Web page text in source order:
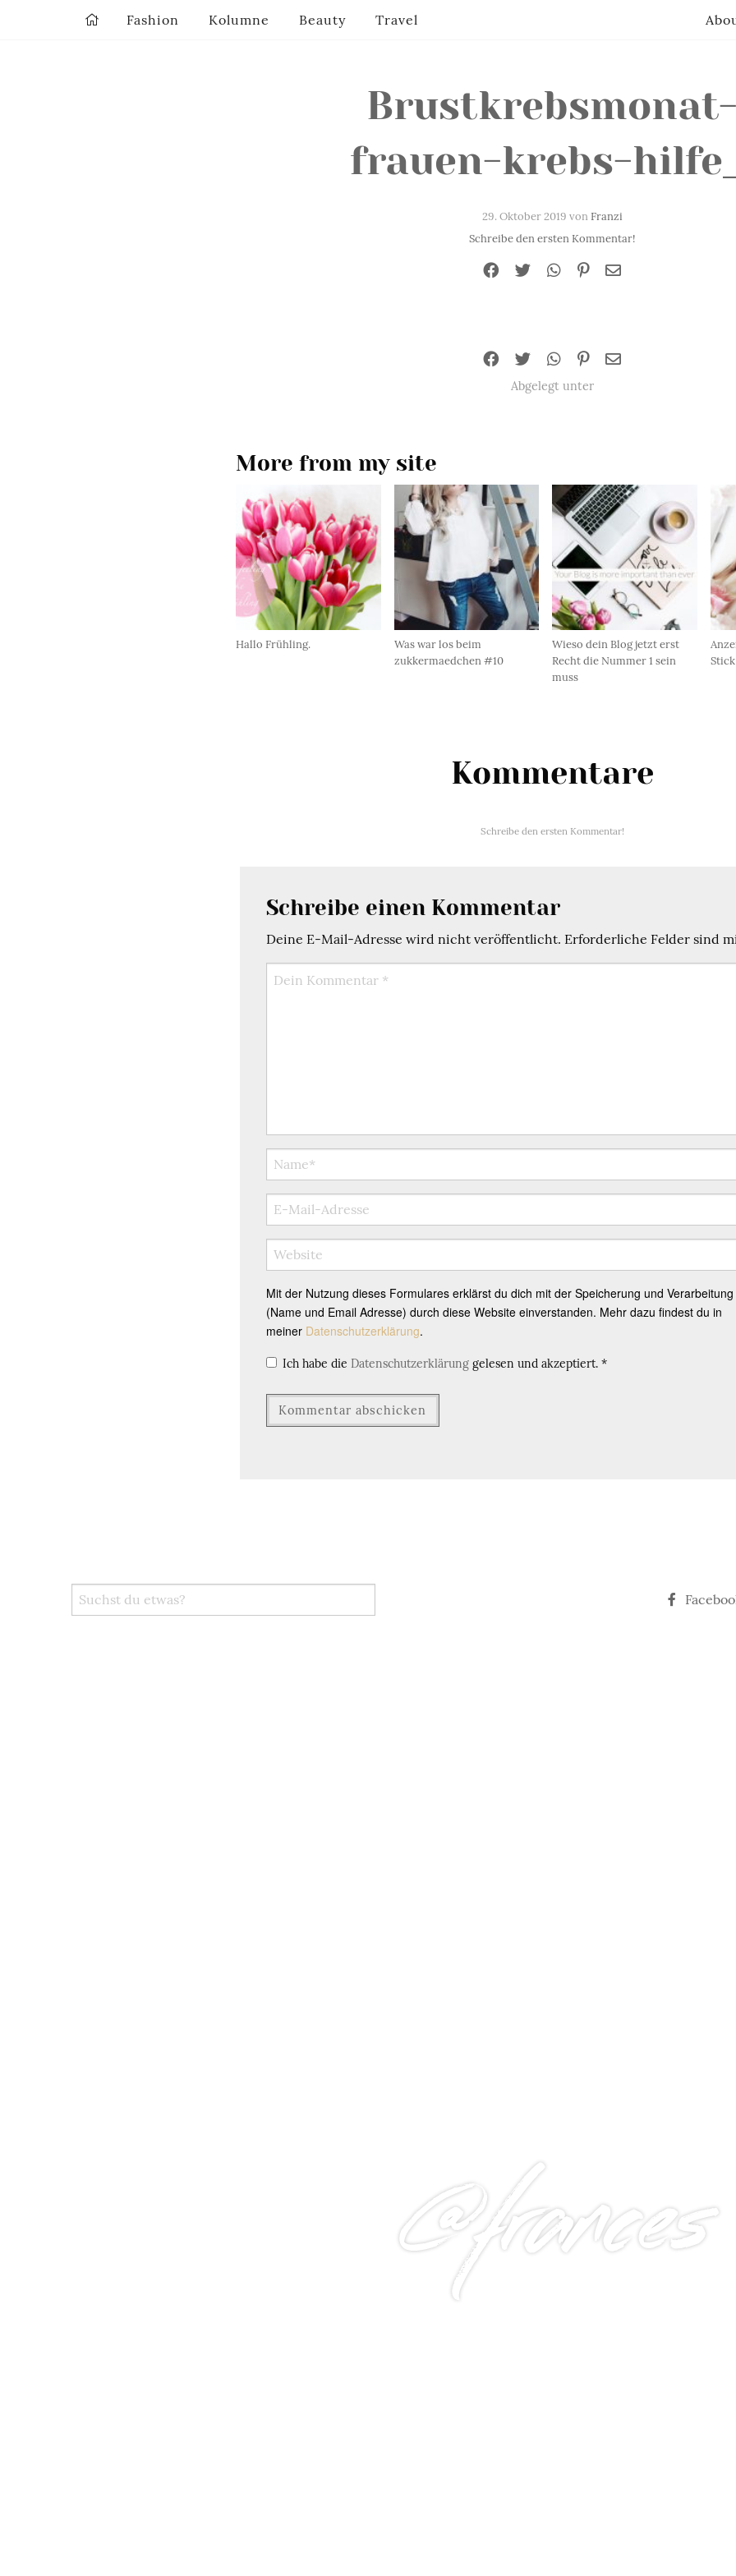
Brustkrebsmonat-
frauen-krebs-
29. Oktober 2019 vonFranzi
Schreibe den ersten Kommentar!
Abgelegt unter
More from my site
Hallo Frühling.
Was war los beim
zukkermaedchen #10
Wieso dein Blog jetzt erst
Recht die Nummer 1 sein
muss
Kommentare
Schreibe den ersten Kommentar!
Schreibe einen Kommentar
Deine E-Mail-Adresse wird nicht veröffentlicht. Erforderliche Felder sind
Mit der Nutzung dieses Formulares erklärst du dich mit der Speicherung und
(Name und Email Adresse) durch diese Website einverstanden. Mehr dazu findest du in
meiner Datenschutzerklärung.
Ich habe die Datenschutzerklärung gelesen und akzeptiert. *
@frances
Fashion Kolumne Beauty Travel